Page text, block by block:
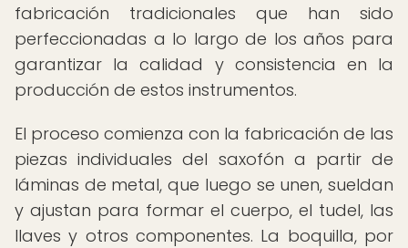
fabricación tradicionales que han sido
perfeccionadas a lo largo de los años para
garantizar la calidad y consistencia en la
producción de estos instrumentos.
El proceso comienza con la fabricación de las
piezas individuales del saxofón a partir de
láminas de metal, que luego se unen, sueldan
y ajustan para formar el cuerpo, el tudel, las
llaves y otros componentes. La boquilla, por